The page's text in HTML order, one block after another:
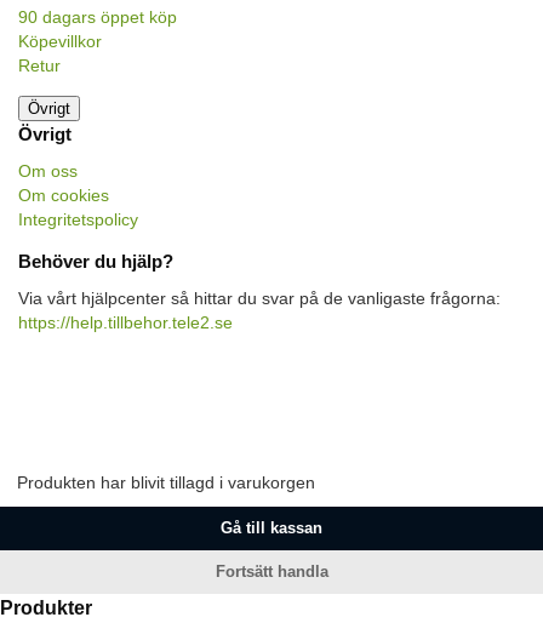
90 dagars öppet köp
Köpevillkor
Retur
Övrigt
Övrigt
Om oss
Om cookies
Integritetspolicy
Behöver du hjälp?
Via vårt hjälpcenter så hittar du svar på de vanligaste frågorna:
https://help.tillbehor.tele2.se
Produkten har blivit tillagd i varukorgen
Gå till kassan
Fortsätt handla
Produkter